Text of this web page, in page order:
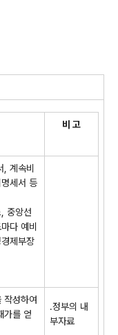
비 고
계속비
세서 등
중앙선
다 예비
제부장
작성하여
가를 얻
.정부의 내
부자료